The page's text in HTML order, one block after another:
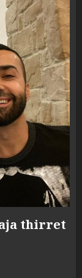
thirret